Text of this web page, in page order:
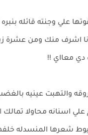
علي وجنته قائله بنبره
اشرف منك ومن
معااي !!
والتهبت عينيه
علي اسنانه محاولا
شعرها المنسدله